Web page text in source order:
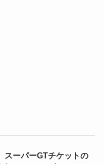
スーパーGTチケットの